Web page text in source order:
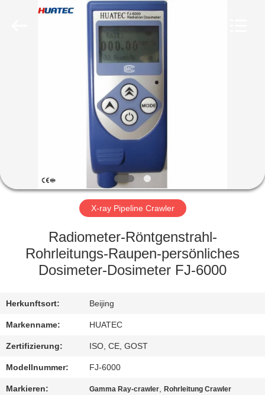
PRODUKTE
FABRIK-
AUSFLUG
QUALITÄTSKONTROLLE
SIE
MIT
UNS
IN
VERBINDUNG
CORPORATION.
X-ray Pipeline Crawler
Radiometer-Röntgenstrahl-
Rohrleitungs-Raupen-persönliches
Dosimeter-Dosimeter FJ-6000
Herkunftsort: Beijing
Markenname: HUATEC
Zertifizierung: ISO, CE, GOST
Modellnummer: FJ-6000
Markieren: Gamma Ray-crawler,Rohrleitung Crawler